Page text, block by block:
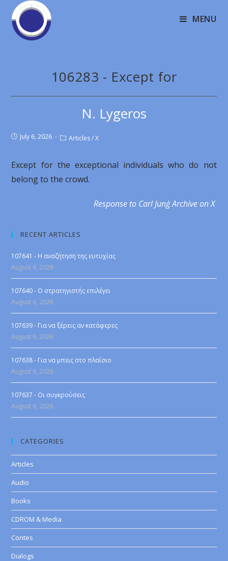
MENU
106283 - Except for
N. Lygeros
July 6, 2026 Articles / X
Except for the exceptional individuals who do not
belong to the crowd.
Response to Carl Junģ Archive on X
RECENT ARTICLES
107641 - Η αναζήτηση της ευτυχίας
August 6, 2026
107640 - Ο στρατηγιστής επιλέγει
August 6, 2026
107639 - Για να ξέρεις αν κατάφερες
August 6, 2026
107638 - Για να μπεις στο πλαίσιο
August 6, 2026
107637 - Οι συγκρούσεις
August 6, 2026
CATEGORIES
Articles
Audio
Books
CDROM & Media
Contes
Dialogs